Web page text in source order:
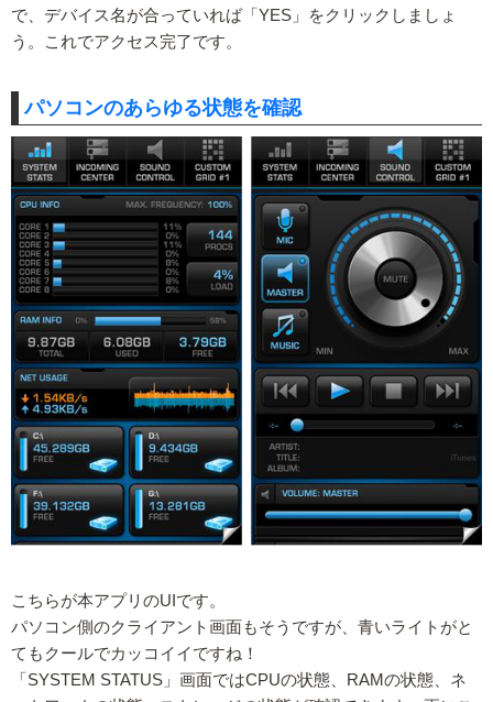
で、デバイス名が合っていれば「YES」をクリックしましょ
う。これでアクセス完了です。
パソコンのあらゆる状態を確認
こちらが本アプリのUIです。
パソコン側のクライアント画面もそうですが、青いライトがと
てもクールでカッコイイですね！
「SYSTEM STATUS」画面ではCPUの状態、RAMの状態、ネ